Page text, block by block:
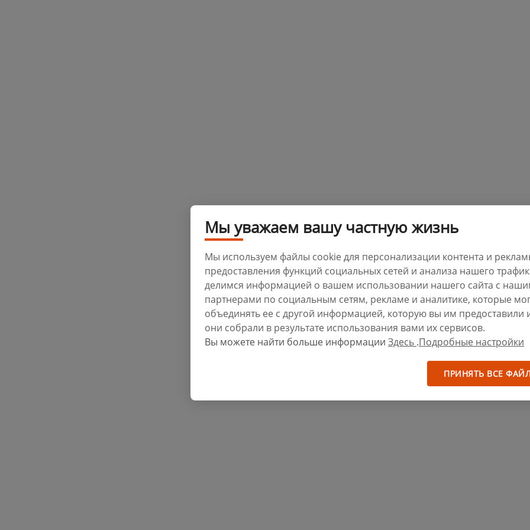
Мы уважаем вашу частную жизнь
Мы используем файлы cookie для персонализации контента и
предоставления функций социальных сетей и анализа нашего
делимся информацией о вашем использовании нашего сайта с
партнерами по социальным сетям, рекламе и аналитике, которые
объединять ее с другой информацией, которую вы им предоставили
они собрали в результате использования вами их сервисов.
Вы можете найти больше информации Здесь .Подробные настройки
ПРИНЯТЬ ВСЕ